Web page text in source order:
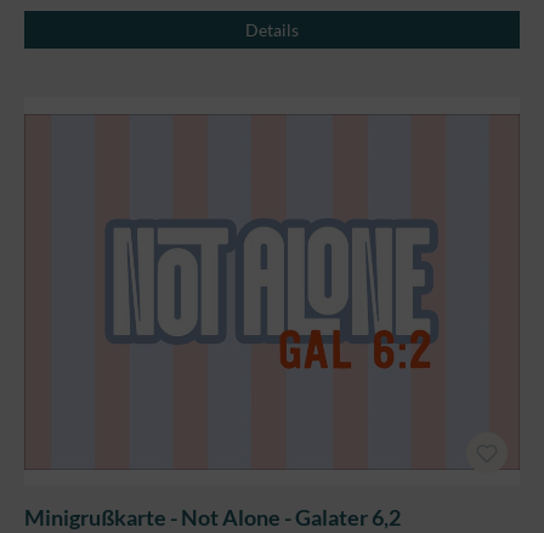
Details
Minigrußkarte - Not Alone - Galater 6,2